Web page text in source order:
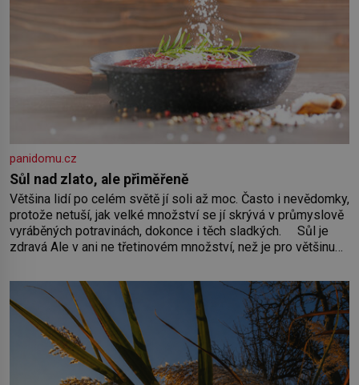
panidomu.cz
Sůl nad zlato, ale přiměřeně
Většina lidí po celém světě jí soli až moc. Často i nevědomky,
protože netuší, jak velké množství se jí skrývá v průmyslově
vyráběných potravinách, dokonce i těch sladkých. Sůl je
zdravá Ale v ani ne třetinovém množství, než je pro většinu
zásadní pro správné hospodaření